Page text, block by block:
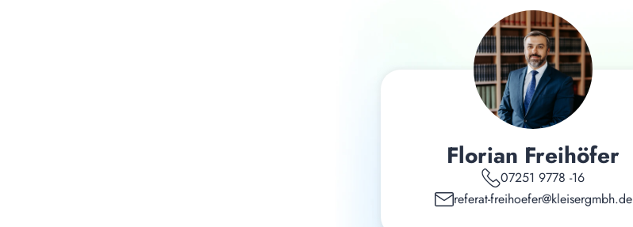
Florian Freihöfer
07251 9778 -16
referat-freihoefer@kleisergmbh.de